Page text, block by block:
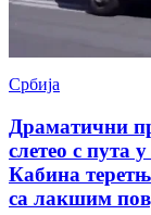
Србија
Драматични
слетео с пута
Кабина
са лакшим